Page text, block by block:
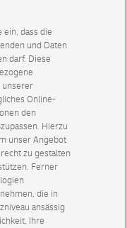
ein, dass die
und Daten
darf. Diese
unserer
Online-
den
Hierzu
unser Angebot
zu gestalten
Ferner
die in
ansässig
Ihre